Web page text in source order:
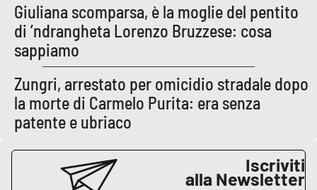
Giuliana scomparsa, è la moglie del pentito
di ’ndrangheta Lorenzo Bruzzese: cosa
sappiamo
Zungri, arrestato per omicidio stradale dopo
la morte di Carmelo Purita: era senza
patente e ubriaco
Iscriviti
alla Newsletter